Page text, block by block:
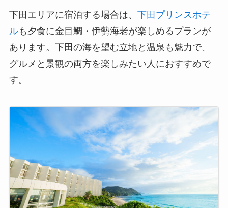
下田エリアに宿泊する場合は、 下田プリンスホテ
ルも夕食に金目鯛・伊勢海老が楽しめるプランが
あります。下田の海を望む立地と温泉も魅力で、
グルメと景観の両方を楽しみたい人におすすめで
す。